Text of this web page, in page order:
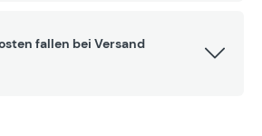
fallen bei Versand